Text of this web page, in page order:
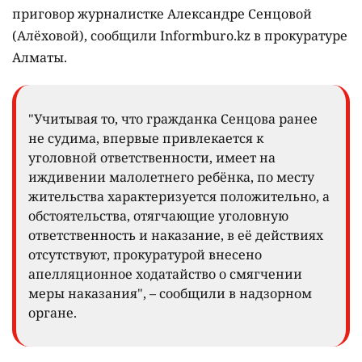
приговор журналистке Александре Сенцовой
(Алёховой), сообщили Informburo.kz в прокуратуре
Алматы.
"Учитывая то, что гражданка Сенцова ранее
не судима, впервые привлекается к
уголовной ответственности, имеет на
иждивении малолетнего ребёнка, по месту
жительства характеризуется положительно, а
обстоятельства, отягчающие уголовную
ответственность и наказание, в её действиях
отсутствуют, прокуратурой внесено
апелляционное ходатайство о смягчении
меры наказания", – сообщили в надзорном
органе.